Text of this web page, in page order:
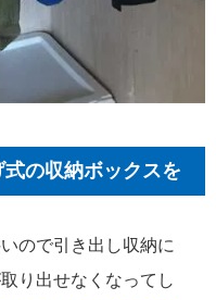
の収納ボックスを
ので引き出し収納に
り出せなくなってし